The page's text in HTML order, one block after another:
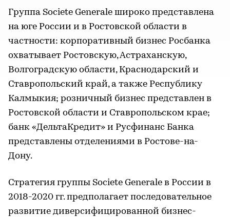
Группа Societe Generale широко представлена
на юге России и в Ростовской области в
частности: корпоративный бизнес Росбанка
охватывает Ростовскую, Астраханскую,
Волгоградскую области, Краснодарский и
Ставропольский край, а также Республику
Калмыкия; розничный бизнес представлен в
Ростовской области и Ставропольском крае;
банк «ДельтаКредит» и Русфинанс Банка
представлены отделениями в Ростове-на-
Дону.
Стратегия группы Societe Generale в России в
2018-2020 гг. предполагает последовательное
развитие диверсифицированной бизнес-